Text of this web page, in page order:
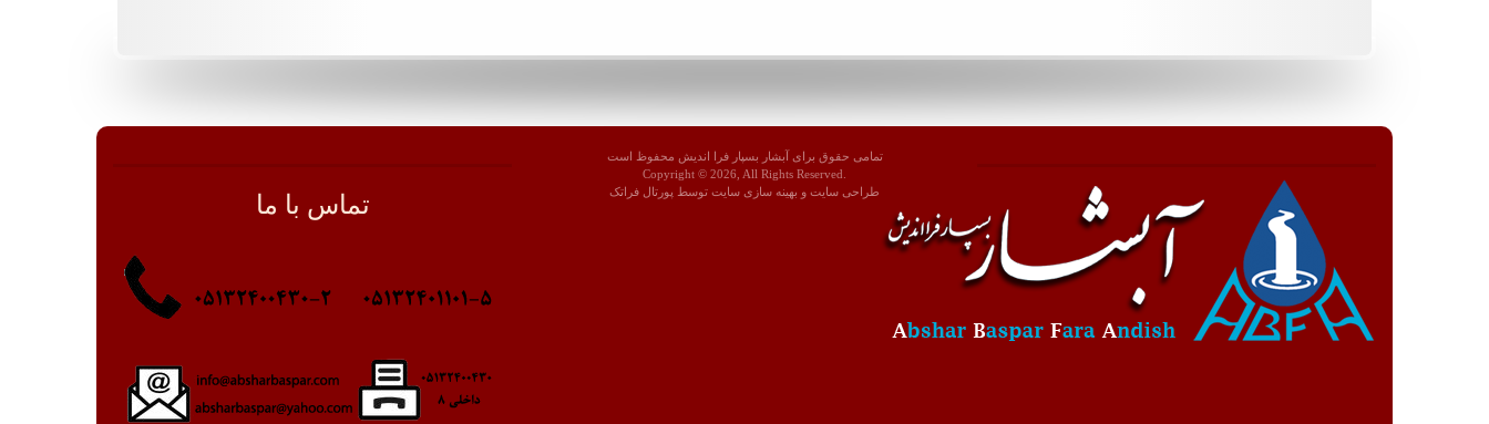
تماس با ما
تمامی حقوق برای آبشار بسپار فرا اندیش محفوظ است
Copyright © 2026, All Rights Reserved.
طراحی سايت و بهينه سازی سايت توسط پورتال فراتک